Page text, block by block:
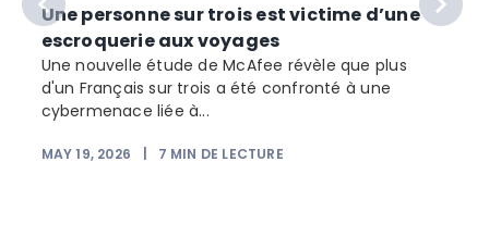
Une personne sur trois est victime d’une
escroquerie aux voyages
Une nouvelle étude de McAfee révèle que plus
d'un Français sur trois a été confronté à une
cybermenace liée à...
MAY 19, 2026 7 MIN DE LECTURE